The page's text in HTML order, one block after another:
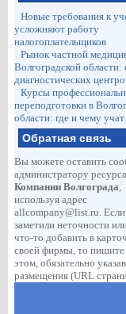
Новые требования к
усложняют работу
налогоплательщиков
Рынок частной
Волгоградской области:
диагностических
Курсы
переподготовки в
области: где и чему учат
Обратная связь
Вы можете оставить
администратору ресурса
Компании Волгограда,
используя адрес
allcompany@list.ru.
заметили неточности
что-то добавить в
своей фирмы, то пишите
этом, обязательно
размещения (URL